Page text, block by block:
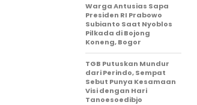
Warga Antusias Sapa
Presiden RI Prabowo
Subianto Saat Nyoblos
Pilkada di Bojong
Koneng, Bogor
TGB Putuskan Mundur
dari Perindo, Sempat
Sebut Punya Kesamaan
Visi dengan Hari
Tanoesoedibjo